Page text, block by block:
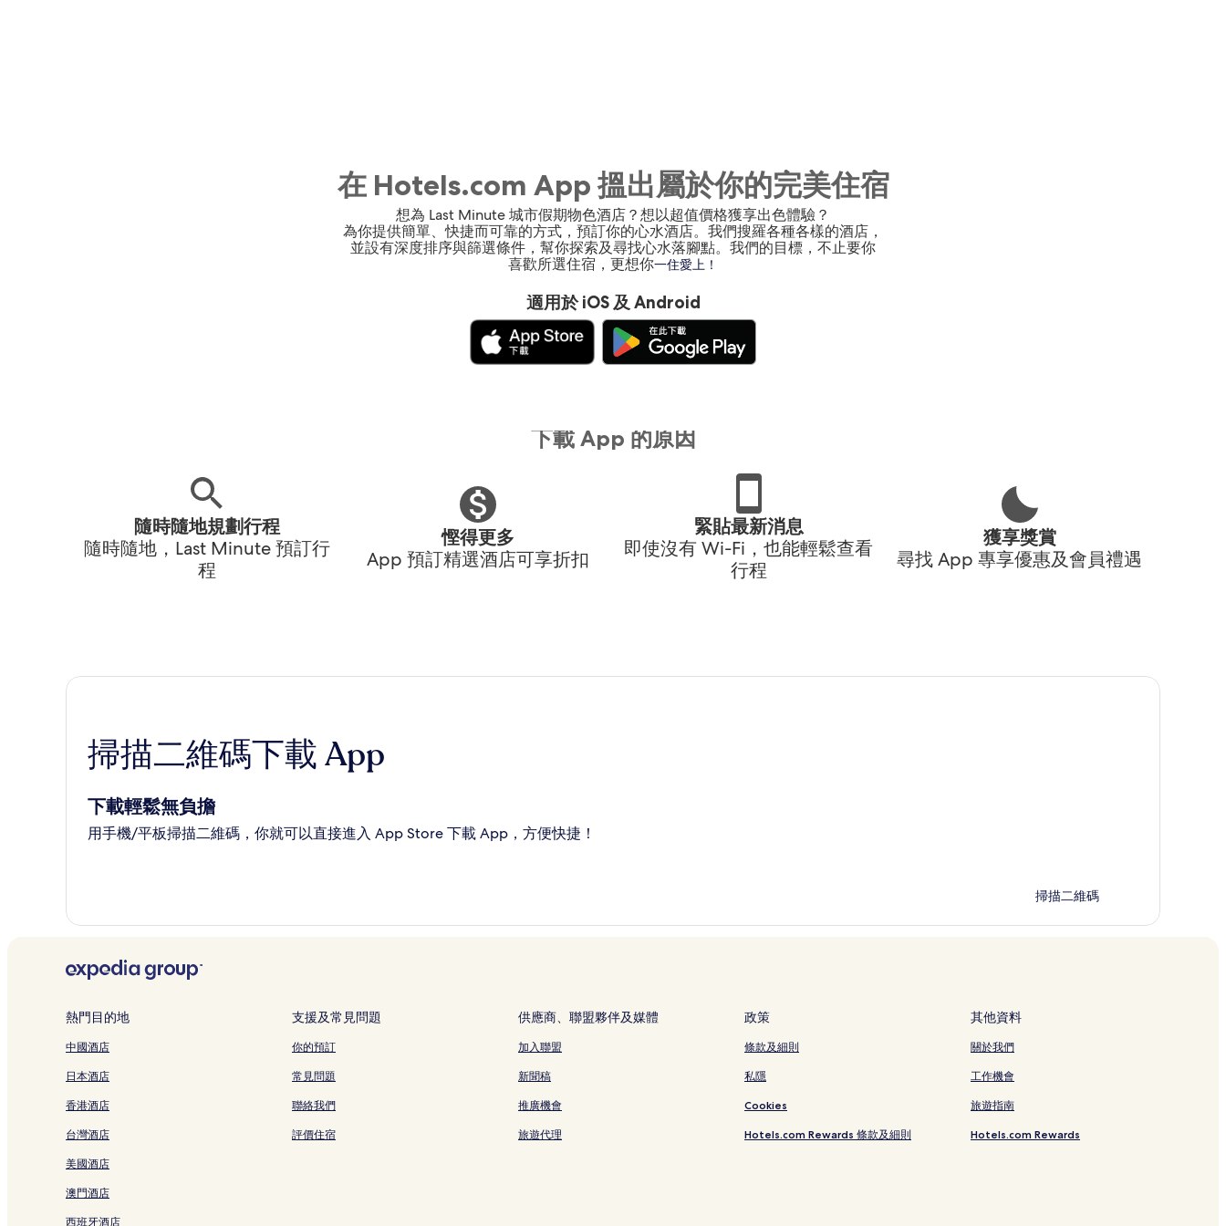
在 Hotels.com App 搵出屬於你的完美住宿
想為 Last Minute 城市假期物色酒店？想以超值價格獲享出色體驗？
為你提供簡單、快捷而可靠的方式，預訂你的心水酒店。我們搜羅各種各樣的酒店，
並設有深度排序與篩選條件，幫你探索及尋找心水落腳點。我們的目標，不止要你
喜歡所選住宿，更想你一住愛上！
適用於 iOS 及 Android
下載 App 的原因
隨時隨地規劃行程
隨時隨地，Last Minute 預訂行
程
慳得更多
App 預訂精選酒店可享折扣
緊貼最新消息
即使沒有 Wi-Fi，也能輕鬆查看
行程
獲享獎賞
尋找 App 專享優惠及會員禮遇
掃描二維碼下載 App
下載輕鬆無負擔
用手機/平板掃描二維碼，你就可以直接進入 App Store 下載 App，方便快捷！
掃描二維碼
熱門目的地
中國酒店
日本酒店
香港酒店
台灣酒店
美國酒店
澳門酒店
西班牙酒店
支援及常見問題
你的預訂
常見問題
聯絡我們
評價住宿
供應商、聯盟夥伴及媒體
加入聯盟
新聞稿
推廣機會
旅遊代理
政策
條款及細則
私隱
Cookies
Hotels.com Rewards 條款及細則
其他資料
關於我們
工作機會
旅遊指南
Hotels.com Rewards